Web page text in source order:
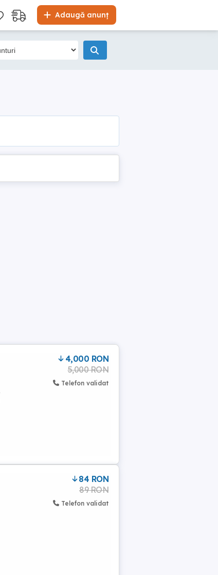
Adaugă anunț
4,000 RON
5,000 RON
Telefon validat
84 RON
89 RON
Telefon validat